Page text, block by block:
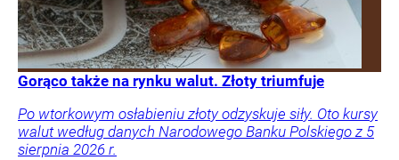
Gorąco także na rynku walut. Złoty triumfuje
Po wtorkowym osłabieniu złoty odzyskuje siły. Oto kursy
walut według danych Narodowego Banku Polskiego z 5
sierpnia 2026 r.